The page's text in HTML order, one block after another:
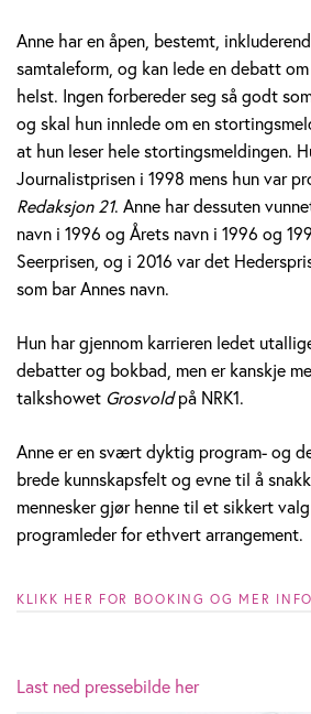
s
v
o
l
d
Anne har en åpen, bestemt,
samtaleform, og kan lede en debatt
helst. Ingen forbereder seg så godt
og skal hun innlede om en
at hun leser hele stortingsmeldingen.
Journalistprisen i 1998 mens hun var
Redaksjon 21. Anne har dessuten
navn i 1996 og Årets navn i 1996 og
Seerprisen, og i 2016 var det
som bar Annes navn.
Hun har gjennom karrieren ledet
debatter og bokbad, men er kanskje
talkshowet Grosvoldpå NRK1.
Anne er en svært dyktig program- og
brede kunnskapsfelt og evne til å
mennesker gjør henne til et sikkert
programleder for ethvert arrangement.
KLIKK HER FOR BOOKING OG MER
Last ned pressebilde her